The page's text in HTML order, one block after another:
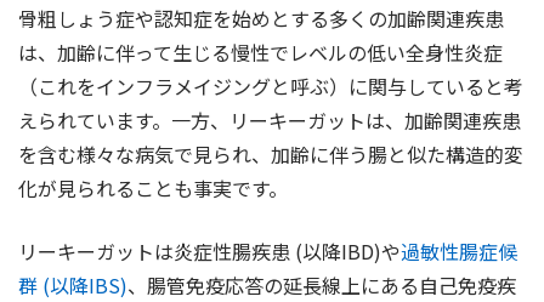
骨粗しょう症や認知症を始めとする多くの加齢関連疾患
は、加齢に伴って生じる慢性でレベルの低い全身性炎症
（これをインフラメイジングと呼ぶ）に関与していると考
えられています。一方、リーキーガットは、加齢関連疾患
を含む様々な病気で見られ、加齢に伴う腸と似た構造的変
化が見られることも事実です。
リーキーガットは炎症性腸疾患 (以降IBD)や過敏性腸症候
群 (以降IBS)、腸管免疫応答の延長線上にある自己免疫疾